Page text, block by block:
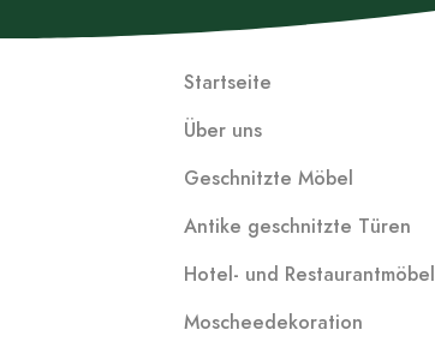
Startseite
Über uns
Geschnitzte Möbel
Antike geschnitzte Türen
Hotel- und Restaurantmöbel
Moscheedekoration